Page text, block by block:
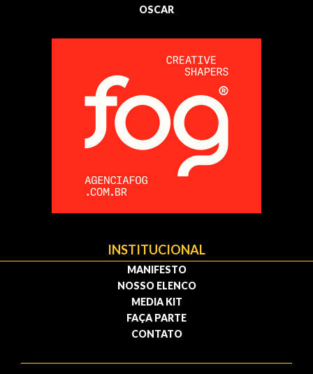
OSCAR
INSTITUCIONAL
MANIFESTO
NOSSO ELENCO
MEDIA KIT
FAÇA PARTE
CONTATO